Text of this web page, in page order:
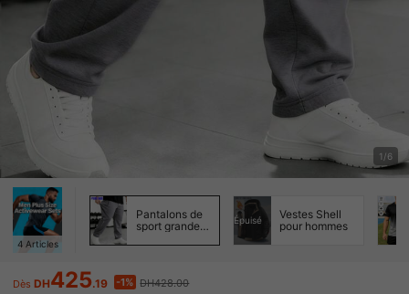
1/6
4 Articles
Pantalons de
sport grande
hommes
Épuisé
Vestes Shell
pour hommes
Dès DH425.19 -1% DH428.00